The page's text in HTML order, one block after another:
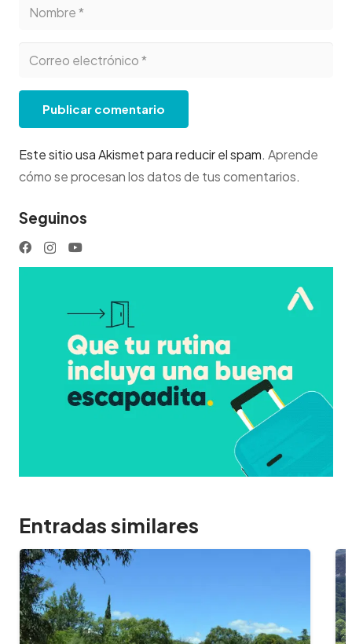
Publicar comentario
Este sitio usa Akismet para reducir el spam. Aprende
cómo se procesan los datos de tus comentarios.
Seguinos
Entradas similares